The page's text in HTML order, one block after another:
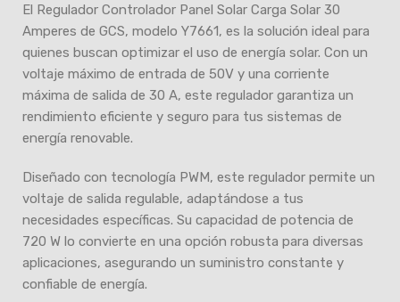
El Regulador Controlador Panel Solar Carga Solar 30
Amperes de GCS, modelo Y7661, es la solución ideal para
quienes buscan optimizar el uso de energía solar. Con un
voltaje máximo de entrada de 50V y una corriente
máxima de salida de 30 A, este regulador garantiza un
rendimiento eficiente y seguro para tus sistemas de
energía renovable.
Diseñado con tecnología PWM, este regulador permite un
voltaje de salida regulable, adaptándose a tus
necesidades específicas. Su capacidad de potencia de
720 W lo convierte en una opción robusta para diversas
aplicaciones, asegurando un suministro constante y
confiable de energía.